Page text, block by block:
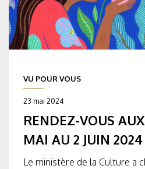
VU POUR VOUS
23 mai 2024
RENDEZ-VOUS
MAI AU 2 JUIN 2024
Le ministère de la Culture a